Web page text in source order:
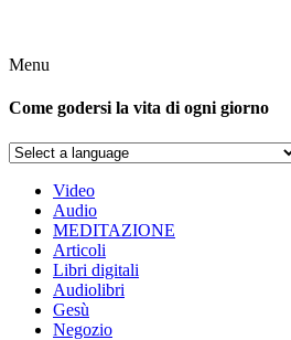
Menu
Come godersi la vita di ogni giorno
Video
Audio
MEDITAZIONE
Articoli
Libri digitali
Audiolibri
Gesù
Negozio